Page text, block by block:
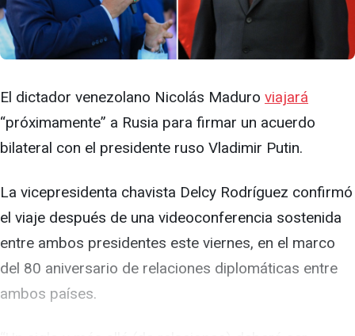
El dictador venezolano Nicolás Maduro viajará
“próximamente” a Rusia para firmar un acuerdo
bilateral con el presidente ruso Vladimir Putin.
La vicepresidenta chavista Delcy Rodríguez confirmó
el viaje después de una videoconferencia sostenida
entre ambos presidentes este viernes, en el marco
del 80 aniversario de relaciones diplomáticas entre
ambos países.